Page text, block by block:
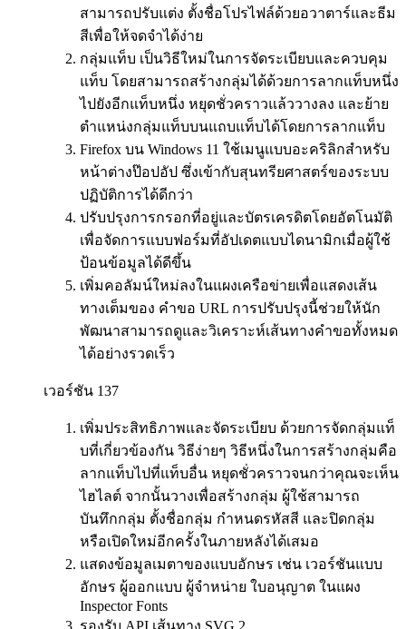
สามารถปรับแต่ง ตั้งชื่อโปรไฟล์ด้วยอวาตาร์และธีม
สีเพื่อให้จดจำได้ง่าย
กลุ่มแท็บ เป็นวิธีใหม่ในการจัดระเบียบและควบคุม
แท็บ โดยสามารถสร้างกลุ่มได้ด้วยการลากแท็บหนึ่ง
ไปยังอีกแท็บหนึ่ง หยุดชั่วคราวแล้ววางลง และย้าย
ตำแหน่งกลุ่มแท็บบนแถบแท็บได้โดยการลากแท็บ
Firefox บน Windows 11 ใช้เมนูแบบอะคริลิกสำหรับ
หน้าต่างป๊อปอัป ซึ่งเข้ากับสุนทรียศาสตร์ของระบบ
ปฏิบัติการได้ดีกว่า
ปรับปรุงการกรอกที่อยู่และบัตรเครดิตโดยอัตโนมัติ
เพื่อจัดการแบบฟอร์มที่อัปเดตแบบไดนามิกเมื่อผู้ใช้
ป้อนข้อมูลได้ดีขึ้น
เพิ่มคอลัมน์ใหม่ลงในแผงเครือข่ายเพื่อแสดงเส้น
ทางเต็มของ คำขอ URL การปรับปรุงนี้ช่วยให้นัก
พัฒนาสามารถดูและวิเคราะห์เส้นทางคำขอทั้งหมด
ได้อย่างรวดเร็ว
เวอร์ชัน 137
เพิ่มประสิทธิภาพและจัดระเบียบ ด้วยการจัดกลุ่มแท็
บที่เกี่ยวข้องกัน วิธีง่ายๆ วิธีหนึ่งในการสร้างกลุ่มคือ
ลากแท็บไปที่แท็บอื่น หยุดชั่วคราวจนกว่าคุณจะเห็น
ไฮไลต์ จากนั้นวางเพื่อสร้างกลุ่ม ผู้ใช้สามารถ
บันทึกกลุ่ม ตั้งชื่อกลุ่ม กำหนดรหัสสี และปิดกลุ่ม
หรือเปิดใหม่อีกครั้งในภายหลังได้เสมอ
แสดงข้อมูลเมตาของแบบอักษร เช่น เวอร์ชันแบบ
อักษร ผู้ออกแบบ ผู้จำหน่าย ใบอนุญาต ในแผง
Inspector Fonts